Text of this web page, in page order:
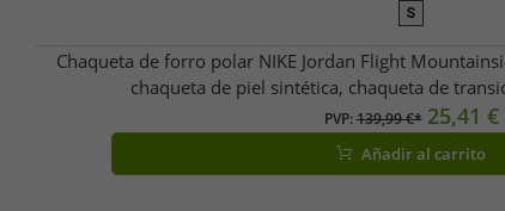
S
Chaqueta de forro polar NIKE Jordan Flight
chaqueta de piel sintética, chaqueta de
PVP:139,99 €* 25,41 €
Añadir al carrito